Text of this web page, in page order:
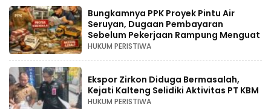
Bungkamnya PPK Proyek Pintu Air
Seruyan, Dugaan Pembayaran
Sebelum Pekerjaan Rampung Menguat
HUKUM PERISTIWA
Ekspor Zirkon Diduga Bermasalah,
Kejati Kalteng Selidiki Aktivitas PT KBM
HUKUM PERISTIWA